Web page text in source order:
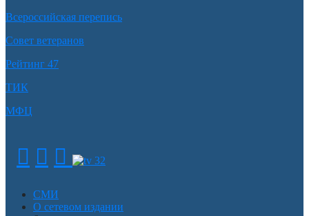
Всероссийская перепись
Совет ветеранов
Рейтинг 47
ТИК
МФЦ
СМИ
О сетевом издании